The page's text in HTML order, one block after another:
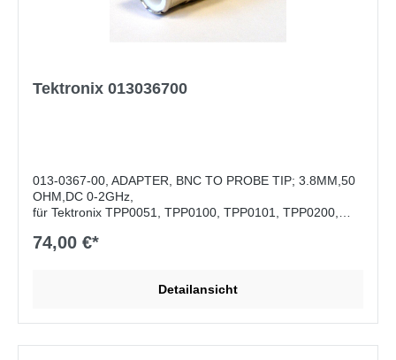
Tektronix 013036700
013-0367-00, ADAPTER, BNC TO PROBE TIP; 3.8MM,50
OHM,DC 0-2GHz,
für Tektronix TPP0051, TPP0100, TPP0101, TPP0200,
P5050B, P6139B und TPP1000
74,00 €*
Detailansicht